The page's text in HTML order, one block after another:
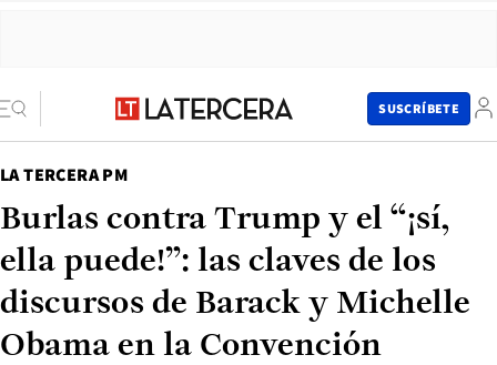
SUSCRÍBETE
LA TERCERA PM
Burlas contra Trump y el “¡sí,
ella puede!”: las claves de los
discursos de Barack y Michelle
Obama en la Convención